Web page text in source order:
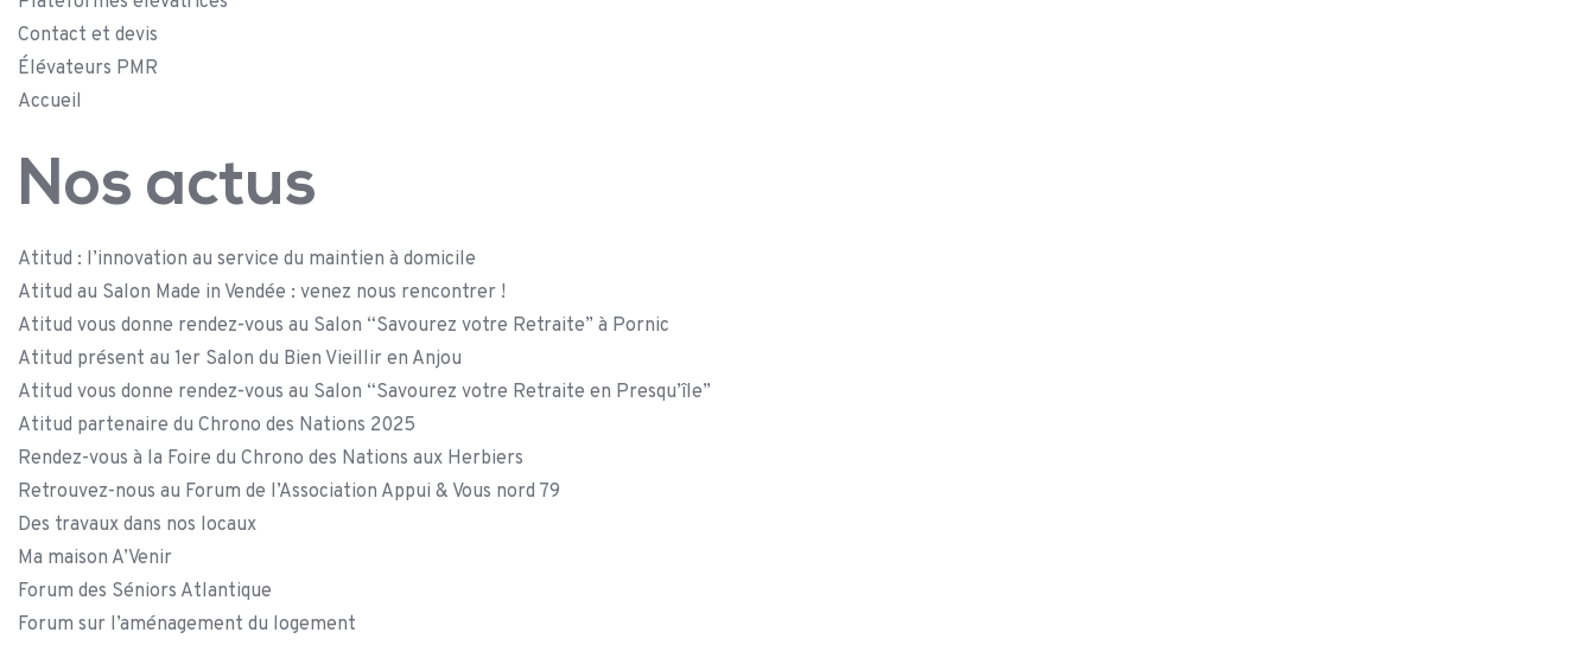
Contact et devis
Élévateurs PMR
Accueil
Nos actus
Atitud : l’innovation au service du maintien à domicile
Atitud au Salon Made in Vendée : venez nous rencontrer !
Atitud vous donne rendez-vous au Salon “Savourez votre Retraite” à Pornic
Atitud présent au 1er Salon du Bien Vieillir en Anjou
Atitud vous donne rendez-vous au Salon “Savourez votre Retraite en Presqu’île”
Atitud partenaire du Chrono des Nations 2025
Rendez-vous à la Foire du Chrono des Nations aux Herbiers
Retrouvez-nous au Forum de l’Association Appui & Vous nord 79
Des travaux dans nos locaux
Ma maison A’Venir
Forum des Séniors Atlantique
Forum sur l’aménagement du logement